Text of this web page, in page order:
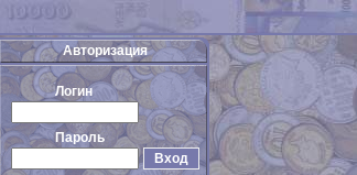
Авторизация
Логин
Пароль
Вход